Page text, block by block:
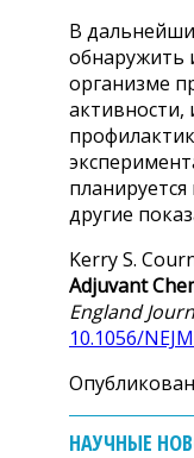
В
обнаружить
организме
активности,
другие
Kerry S.
Adjuvant
England
10.1056/
НАУЧНЫЕ